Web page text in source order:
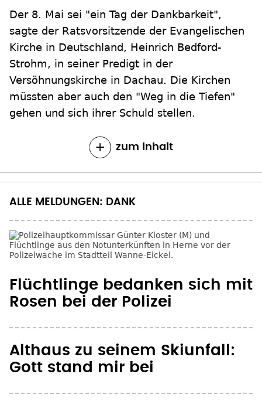
Der 8. Mai sei "ein Tag der Dankbarkeit",
sagte der Ratsvorsitzende der Evangelischen
Kirche in Deutschland, Heinrich Bedford-
Strohm, in seiner Predigt in der
Versöhnungskirche in Dachau. Die Kirchen
müssten aber auch den "Weg in die Tiefen"
gehen und sich ihrer Schuld stellen.
zum Inhalt
ALLE MELDUNGEN: DANK
Flüchtlinge bedanken sich mit
Rosen bei der Polizei
Althaus zu seinem Skiunfall:
Gott stand mir bei